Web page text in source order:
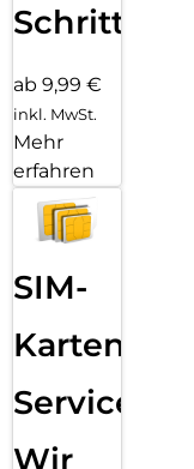
Schritten
ab 9,99 €
inkl. MwSt.
Mehr
erfahren
SIM-
Karten
Service:
Wir